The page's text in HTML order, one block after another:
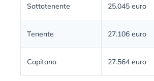
Sottotenente 25.045 euro
Tenente 27.106 euro
Capitano 27.564 euro